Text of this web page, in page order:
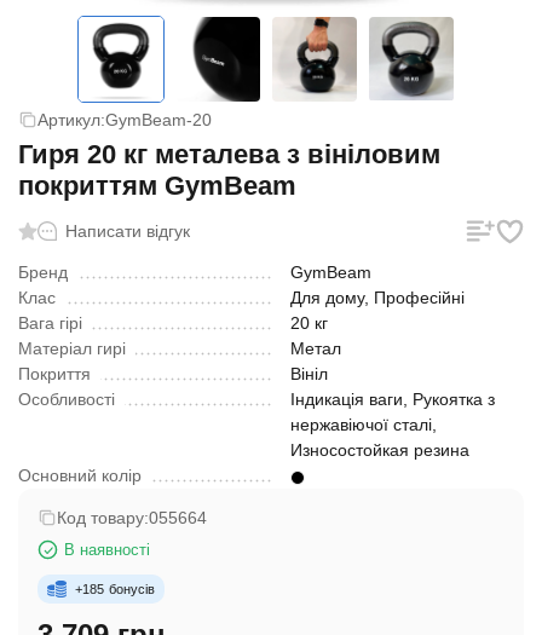
Артикул:GymBeam-20
Гиря 20 кг металева з вініловим
покриттям GymBeam
Написати відгук
Бренд
GymBeam
Клас
Для дому, Професійні
Вага гірі
20 кг
Матеріал гирі
Метал
Покриття
Вініл
Особливості
Індикація ваги, Рукоятка з
нержавіючої сталі,
Износостойкая резина
Основний колір
Код товару:055664
В наявності
+185 бонусів